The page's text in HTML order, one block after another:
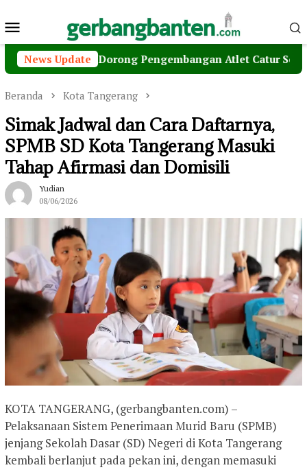
ke
Menu
Mobile
News Update
Dorong Pengembangan Atlet Catur Sejak Dini
Beranda Kota Tangerang
Simak Jadwal dan Cara Daftarnya,
SPMB SD Kota Tangerang Masuki
Tahap Afirmasi dan Domisili
Yudian
08/06/2026
KOTA TANGERANG, (gerbangbanten.com) –
Pelaksanaan Sistem Penerimaan Murid Baru (SPMB)
jenjang Sekolah Dasar (SD) Negeri di Kota Tangerang
kembali berlanjut pada pekan ini, dengan memasuki